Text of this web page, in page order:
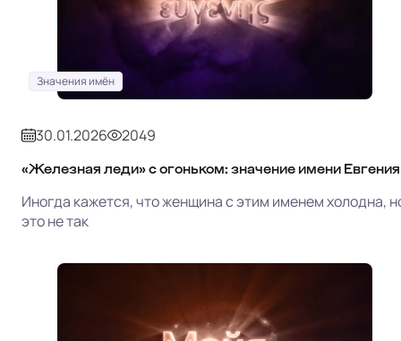
Значения имён
30.01.2026 2049
«Железная леди» с огоньком: значение имени Евгения
Иногда кажется, что женщина с этим именем холодна,
это не так